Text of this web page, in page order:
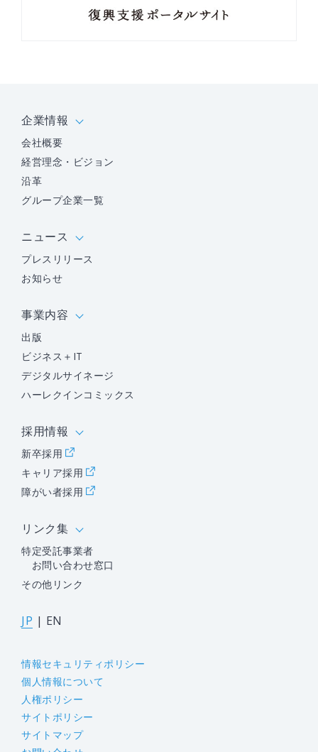
企業情報
会社概要
経営理念・ビジョン
沿革
グループ企業一覧
ニュース
プレスリリース
お知らせ
事業内容
出版
ビジネス＋IT
デジタルサイネージ
ハーレクインコミックス
採用情報
新卒採用
キャリア採用
障がい者採用
リンク集
特定受託事業者
お問い合わせ窓口
その他リンク
JP | EN
情報セキュリティポリシー
個人情報について
人権ポリシー
サイトポリシー
サイトマップ